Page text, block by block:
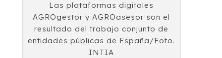
Las plataformas digitales
AGROgestor y AGROasesor son el
resultado del trabajo conjunto de
entidades públicas de España/Foto.
INTIA